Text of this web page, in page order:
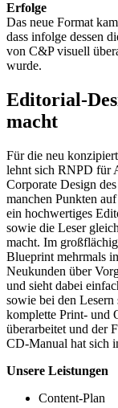
Erfolge
Das neue Format
dass infolge dessen
von C&P visuell
wurde.
Editorial-
macht
Für die neu
lehnt sich RNPD für
Corporate Design
manchen Punkten
ein hochwertiges
sowie die Leser
macht. Im
Blueprint mehrmals
Neukunden über
und sieht dabei
sowie bei den Lesern
komplette Print- und
überarbeitet und der
CD-Manual hat sich
Unsere Leistungen
Content-Plan